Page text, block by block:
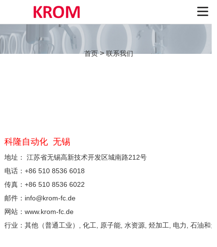
首页>联系我们
科隆自动化 无锡
地址：
江苏省无锡高新技术开发区城南路212号
电话： +86 510 8536 6018
传真： +86 510 8536 6022
邮件： info@krom-fc.de
网站： www.krom-fc.de
行业： 其他（普通工业）, 化工, 原子能, 水资源, 烃加工, 电力, 石油和